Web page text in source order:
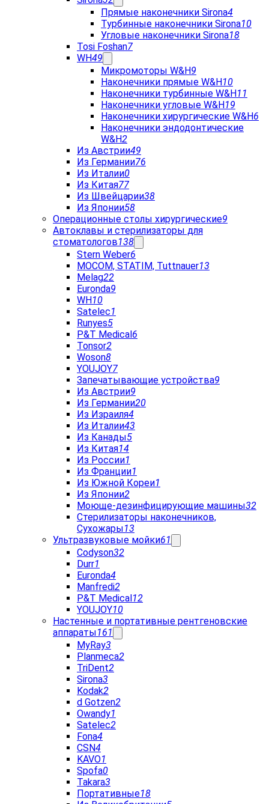
Прямые наконечники Sirona4
Турбинные наконечники Sirona10
Угловые наконечники Sirona18
Tosi Foshan7
WH49
Микромоторы W&H9
Наконечники прямые W&H10
Наконечники турбинные W&H11
Наконечники угловые W&H19
Наконечники хирургические W&H6
Наконечники эндодонтические
W&H2
Из Австрии49
Из Германии76
Из Италии0
Из Китая77
Из Швейцарии38
Из Японии58
Операционные столы хирургические9
Автоклавы и стерилизаторы для
стоматологов138
Stern Weber6
MOCOM, STATIM, Tuttnauer13
Melag22
Euronda9
WH10
Satelec1
Runyes5
P&T Medical6
Tonsor2
Woson8
YOUJOY7
Запечатывающие устройства9
Из Австрии9
Из Германии20
Из Израиля4
Из Италии43
Из Канады5
Из Китая14
Из России1
Из Франции1
Из Южной Кореи1
Из Японии2
Моюще-дезинфицирующие машины32
Стерилизаторы наконечников,
Сухожары13
Ультразвуковые мойки61
Codyson32
Durr1
Euronda4
Manfredi2
P&T Medical12
YOUJOY10
Настенные и портативные рентгеновские
аппараты161
MyRay3
Planmeca2
TriDent2
Sirona3
Kodak2
d Gotzen2
Owandy1
Satelec2
Fona4
CSN4
KAVO1
Spofa0
Takara3
Портативные18